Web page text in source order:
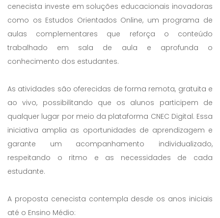
cenecista investe em soluções educacionais inovadoras
como os Estudos Orientados Online, um programa de
aulas complementares que reforça o conteúdo
trabalhado em sala de aula e aprofunda o
conhecimento dos estudantes.
As atividades são oferecidas de forma remota, gratuita e
ao vivo, possibilitando que os alunos participem de
qualquer lugar por meio da plataforma CNEC Digital. Essa
iniciativa amplia as oportunidades de aprendizagem e
garante um acompanhamento individualizado,
respeitando o ritmo e as necessidades de cada
estudante.
A proposta cenecista contempla desde os anos iniciais
até o Ensino Médio: